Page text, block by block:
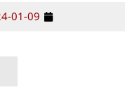
01-09